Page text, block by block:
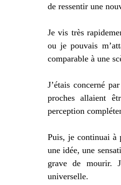
de ressentir une
Je vis très
ou je pouvais
comparable à une
J’étais concerné
proches allaient
perception
Puis, je continuai à
une idée, une
grave de mourir.
universelle.